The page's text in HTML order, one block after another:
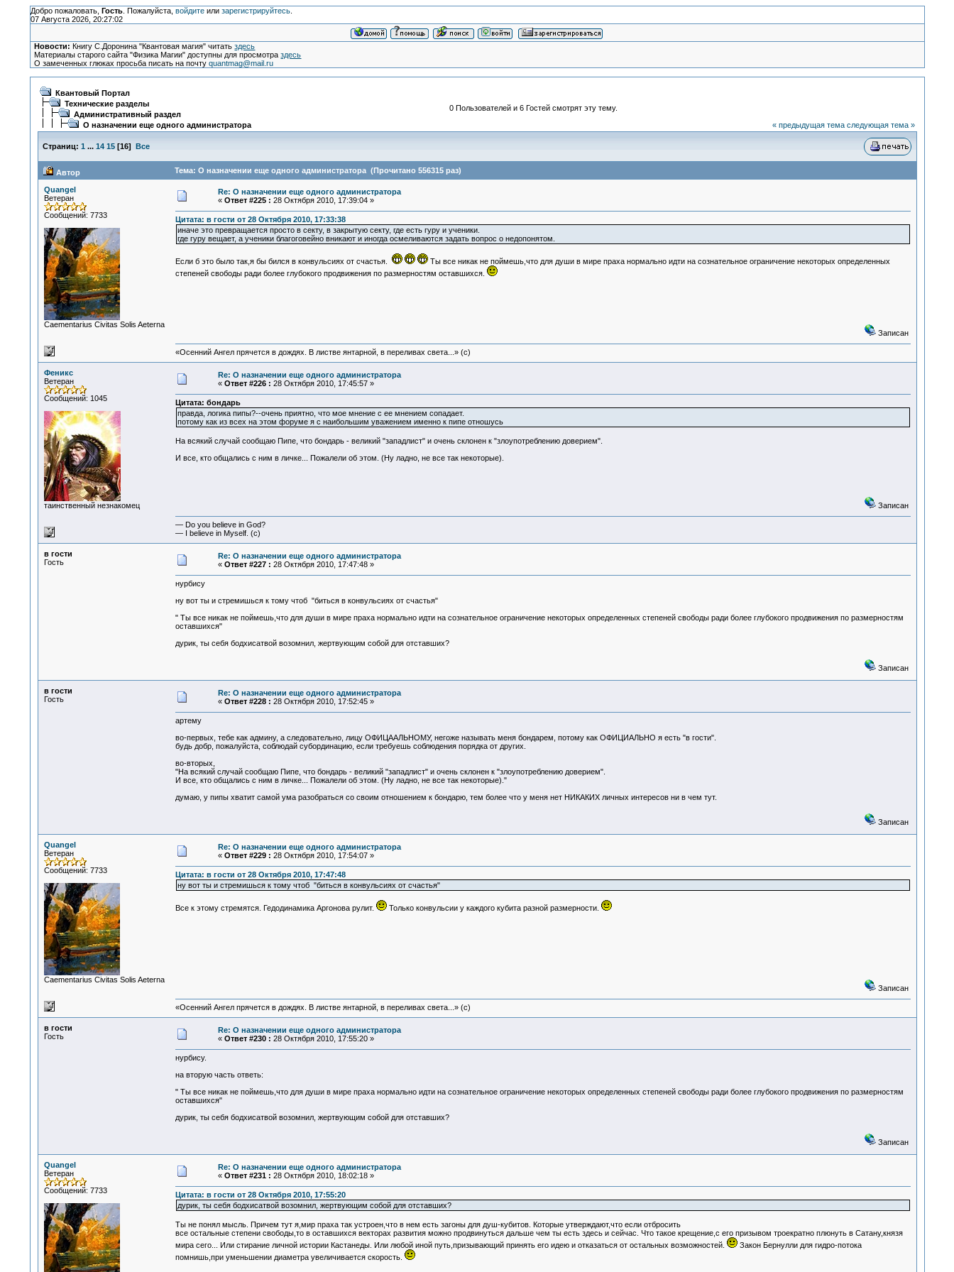
Добро пожаловать, Гость. Пожалуйста, войдитеили зарегистрируйтесь.
07 Августа 2026, 20:27:02
Новости: Книгу С.Доронина "Квантовая магия" читатьздесь
Материалы старого сайта "Физика Магии" доступны для просмотраздесь
О замеченных глюках просьба писать на почтуquantmag@mail.ru
Квантовый Портал
Технические разделы
Административный раздел
О назначении еще одного администратора
0 Пользователей и 6 Гостей смотрят эту тему.
« предыдущая тема следующая тема »
Страниц: 1 ... 14 15[16] Все
Автор Тема: О назначении еще одного администратора (Прочитано 556315 раз)
Quangel
Ветеран
Сообщений: 7733
Сaementarius Civitas Solis Aeterna
Re: О назначении еще одного администратора
« Ответ #225 : 28 Октября 2010, 17:39:04 »
Цитата: в гости от 28 Октября 2010, 17:33:38
иначе это превращается просто в секту, в закрытую секту, где есть гуру и ученики.
где гуру вещает, а ученики благоговейно вникают и иногда осмеливаются задать вопрос о недопонятом.
Если б это было так,я бы бился в конвульсиях от счастья.
Ты все никак не поймешь,что для души в мире праха нормально идти на сознательное ограничение некоторых определенных
степеней свободы ради более глубокого продвижения по размерностям оставшихся.
Записан
«Осенний Ангел прячется в дождях. В листве янтарной, в переливах света...» (c)
Феникс
Ветеран
Сообщений: 1045
таинственный незнакомец
Re: О назначении еще одного администратора
« Ответ #226 : 28 Октября 2010, 17:45:57 »
Цитата: бондарь
правда, логика пипы?--очень приятно, что мое мнение с ее мнением сопадает.
потому как из всех на этом форуме я с наибольшим уважением именно к пипе отношусь
На всякий случай сообщаю Пипе, что бондарь - великий "западлист" и очень склонен к "злоупотреблению доверием".
И все, кто общались с ним в личке... Пожалели об этом. (Ну ладно, не все так некоторые).
Записан
— Do you believe in God?
— I believe in Myself. (c)
в гости
Гость
Re: О назначении еще одного администратора
« Ответ #227 : 28 Октября 2010, 17:47:48 »
нурбису
ну вот ты и стремишься к тому чтоб "биться в конвульсиях от счастья"
" Ты все никак не поймешь,что для души в мире праха нормально идти на сознательное ограничение некоторых определенных степеней свободы ради более глубокого продвижения по размерностям
оставшихся"
дурик, ты себя бодхисатвой возомнил, жертвующим собой для отставших?
Записан
в гости
Гость
Re: О назначении еще одного администратора
« Ответ #228 : 28 Октября 2010, 17:52:45 »
артему
во-первых, тебе как админу, а следовательно, лицу ОФИЦААЛЬНОМУ, негоже называть меня бондарем, потому как ОФИЦИАЛЬНО я есть "в гости".
будь добр, пожалуйста, соблюдай субординацию, если требуешь соблюдения порядка от других.
во-вторых,
"На всякий случай сообщаю Пипе, что бондарь - великий "западлист" и очень склонен к "злоупотреблению доверием".
И все, кто общались с ним в личке... Пожалели об этом. (Ну ладно, не все так некоторые)."
думаю, у пипы хватит самой ума разобраться со своим отношением к бондарю, тем более что у меня нет НИКАКИХ личных интересов ни в чем тут.
Записан
Quangel
Ветеран
Сообщений: 7733
Сaementarius Civitas Solis Aeterna
Re: О назначении еще одного администратора
« Ответ #229 : 28 Октября 2010, 17:54:07 »
Цитата: в гости от 28 Октября 2010, 17:47:48
ну вот ты и стремишься к тому чтоб "биться в конвульсиях от счастья"
Все к этому стремятся. Гедодинамика Аргонова рулит. Только конвульсии у каждого кубита разной размерности.
Записан
«Осенний Ангел прячется в дождях. В листве янтарной, в переливах света...» (c)
в гости
Гость
Re: О назначении еще одного администратора
« Ответ #230 : 28 Октября 2010, 17:55:20 »
нурбису.
на вторую часть ответь:
" Ты все никак не поймешь,что для души в мире праха нормально идти на сознательное ограничение некоторых определенных степеней свободы ради более глубокого продвижения по размерностям
оставшихся"
дурик, ты себя бодхисатвой возомнил, жертвующим собой для отставших?
Записан
Quangel
Ветеран
Сообщений: 7733
Re: О назначении еще одного администратора
« Ответ #231 : 28 Октября 2010, 18:02:18 »
Цитата: в гости от 28 Октября 2010, 17:55:20
дурик, ты себя бодхисатвой возомнил, жертвующим собой для отставших?
Ты не понял мысль. Причем тут я,мир праха так устроен,что в нем есть загоны для душ-кубитов. Которые утверждают,что если отбросить
все остальные степени свободы,то в оставшихся векторах развития можно продвинуться дальше чем ты есть здесь и сейчас. Что такое крещение,с его призывом троекратно плюнуть в Сатану,князя
мира сего... Или стирание личной истории Кастанеды. Или любой иной путь,призывающий принять его идею и отказаться от остальных возможностей.
Закон Бернулли для гидро-потока
помнишь,при уменьшении диаметра увеличивается скорость.